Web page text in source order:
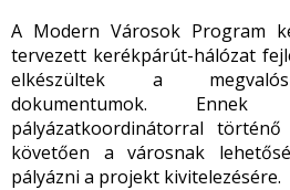
A Modern Városok Program
tervezett kerékpárút-hálózat
elkészültek a
dokumentumok. Ennek
pályázatkoordinátorral
követően a városnak
pályázni a projekt kivitelezésére.